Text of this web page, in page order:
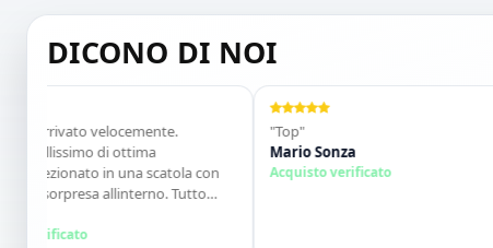
ISCRIVITI E OTTIENI SUBITO UNO
DICONO DI NOI
velocemente.
di ottima
in una scatola con
sorpresa allinterno. Tutto
Mario Sonza
Acquisto verificato